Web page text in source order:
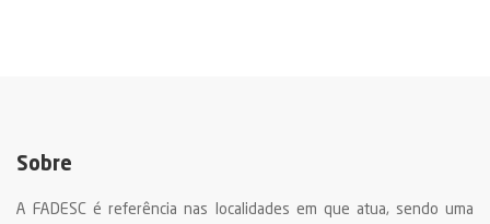
Sobre
A FADESC é referência nas localidades em que atua, sendo uma